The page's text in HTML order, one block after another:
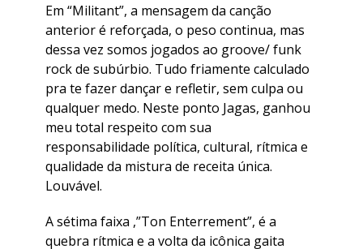
Em “Militant”, a mensagem da canção
anterior é reforçada, o peso continua, mas
dessa vez somos jogados ao groove/ funk
rock de subúrbio. Tudo friamente calculado
pra te fazer dançar e refletir, sem culpa ou
qualquer medo. Neste ponto Jagas, ganhou
meu total respeito com sua
responsabilidade política, cultural, rítmica e
qualidade da mistura de receita única.
Louvável.
A sétima faixa ,”Ton Enterrement”, é a
quebra rítmica e a volta da icônica gaita